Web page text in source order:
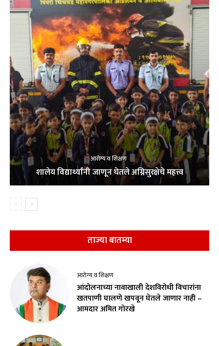
आरोग्य व शिक्षण
शालेय विद्यार्थ्यांनी जाणून घेतले अग्निसुरक्षेचे महत्त्व
ताज्या बातम्या
आरोग्य व शिक्षण
आंदोलनाच्या नावाखाली देशविरोधी विचारांना
खतपाणी घालणे खपवून घेतले जाणार नाही –
आमदार अमित गोरखे